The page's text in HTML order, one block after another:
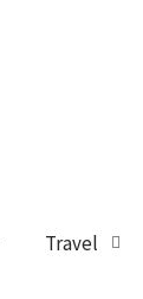
Travel